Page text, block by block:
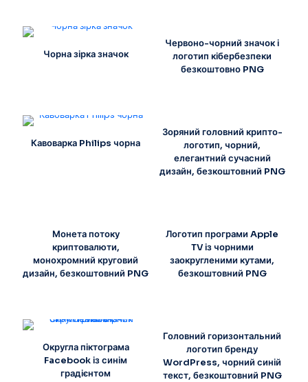
Чорна зірка значок
Червоно-чорний значок і
логотип кібербезпеки
безкоштовно PNG
Кавоварка Philips чорна
Зоряний головний крипто-
логотип, чорний,
елегантний сучасний
дизайн, безкоштовний PNG
Монета потоку
криптовалюти,
монохромний круговий
дизайн, безкоштовний PNG
Логотип програми Apple
TV із чорними
заокругленими кутами,
безкоштовний PNG
Округла піктограма
Facebook із синім
градієнтом
Головний горизонтальний
логотип бренду
WordPress, чорний синій
текст, безкоштовний PNG